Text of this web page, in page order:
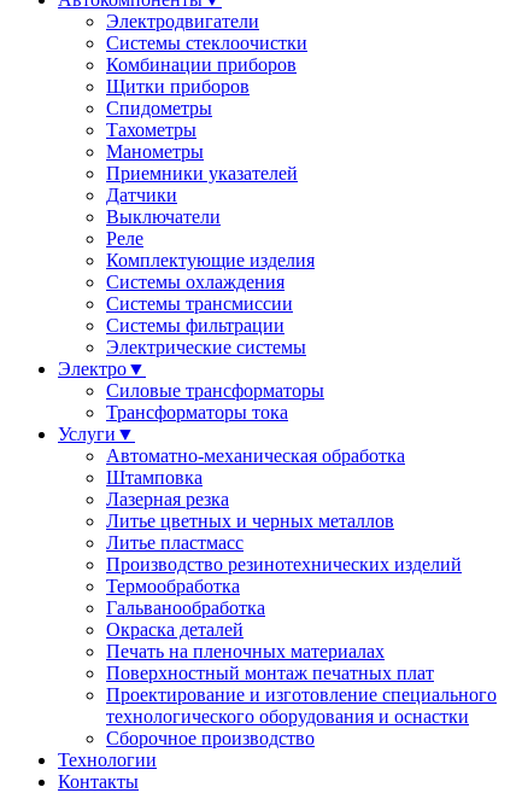
Электродвигатели
Системы стеклоочистки
Комбинации приборов
Щитки приборов
Спидометры
Тахометры
Манометры
Приемники указателей
Датчики
Выключатели
Реле
Комплектующие изделия
Системы охлаждения
Системы трансмиссии
Системы фильтрации
Электрические системы
Электро▼
Силовые трансформаторы
Трансформаторы тока
Услуги ▼
Автоматно-механическая обработка
Штамповка
Лазерная резка
Литье цветных и черных металлов
Литье пластмасс
Производство резинотехнических изделий
Термообработка
Гальванообработка
Окраска деталей
Печать на пленочных материалах
Поверхностный монтаж печатных плат
Проектирование и изготовление специального
технологического оборудования и оснастки
Сборочное производство
Технологии
Контакты